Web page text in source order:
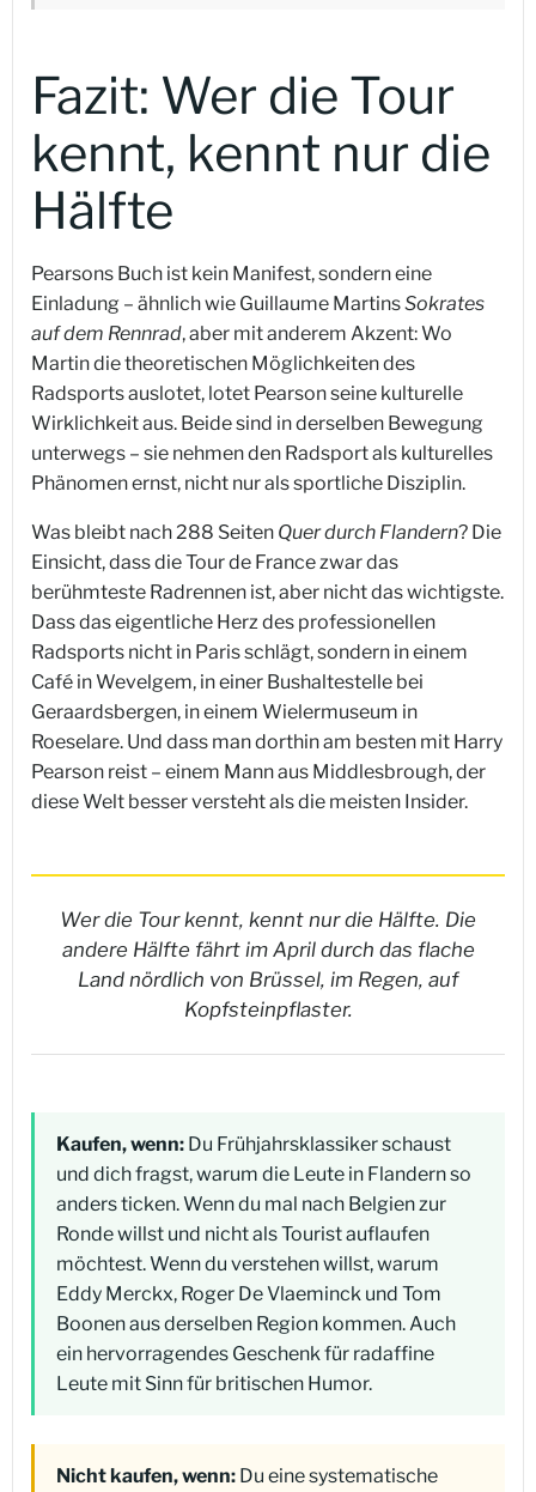
Fazit: Wer die Tour
kennt, kennt nur die
Hälfte
Pearsons Buch ist kein Manifest, sondern eine
Einladung – ähnlich wie Guillaume MartinsSokrates
auf dem Rennrad, aber mit anderem Akzent: Wo
Martin die theoretischen Möglichkeiten des
Radsports auslotet, lotet Pearson seine kulturelle
Wirklichkeit aus. Beide sind in derselben Bewegung
unterwegs – sie nehmen den Radsport als kulturelles
Phänomen ernst, nicht nur als sportliche Disziplin.
Was bleibt nach 288 Seiten Quer durch Flandern? Die
Einsicht, dass die Tour de France zwar das
berühmteste Radrennen ist, aber nicht das wichtigste.
Dass das eigentliche Herz des professionellen
Radsports nicht in Paris schlägt, sondern in einem
Café in Wevelgem, in einer Bushaltestelle bei
Geraardsbergen, in einem Wielermuseum in
Roeselare. Und dass man dorthin am besten mit Harry
Pearson reist – einem Mann aus Middlesbrough, der
diese Welt besser versteht als die meisten Insider.
Wer die Tour kennt, kennt nur die Hälfte. Die
andere Hälfte fährt im April durch das flache
Land nördlich von Brüssel, im Regen, auf
Kopfsteinpflaster.
Kaufen, wenn: Du Frühjahrsklassiker schaust
und dich fragst, warum die Leute in Flandern so
anders ticken. Wenn du mal nach Belgien zur
Ronde willst und nicht als Tourist auflaufen
möchtest. Wenn du verstehen willst, warum
Eddy Merckx, Roger De Vlaeminck und Tom
Boonen aus derselben Region kommen. Auch
ein hervorragendes Geschenk für radaffine
Leute mit Sinn für britischen Humor.
Nicht kaufen, wenn: Du eine systematische